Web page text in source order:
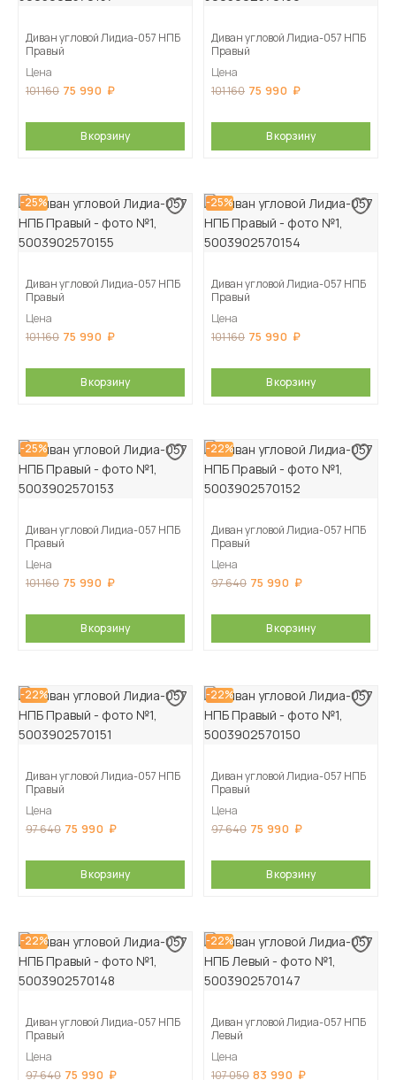
Диван угловой Лидиа-057 НПБ
Правый
Цена
101 160 75 990
В корзину
Диван угловой Лидиа-057 НПБ
Правый
Цена
101 160 75 990
В корзину
-25%
Диван угловой Лидиа-057 НПБ
Правый
Цена
101 160 75 990
В корзину
-25%
Диван угловой Лидиа-057 НПБ
Правый
Цена
101 160 75 990
В корзину
-25%
Диван угловой Лидиа-057 НПБ
Правый
Цена
101 160 75 990
В корзину
-22%
Диван угловой Лидиа-057 НПБ
Правый
Цена
97 640 75 990
В корзину
-22%
Диван угловой Лидиа-057 НПБ
Правый
Цена
97 640 75 990
В корзину
-22%
Диван угловой Лидиа-057 НПБ
Правый
Цена
97 640 75 990
В корзину
-22%
Диван угловой Лидиа-057 НПБ
Правый
Цена
97 640 75 990
-22%
Диван угловой Лидиа-057 НПБ
Левый
Цена
107 050 83 990